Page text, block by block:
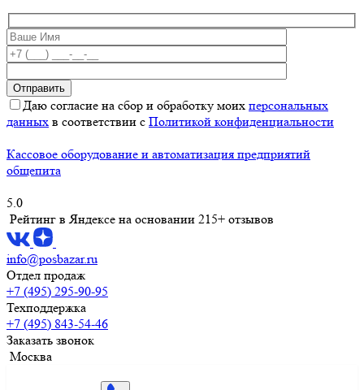
Даю согласие на сбор и обработку моих персональных
данных в соответствии с Политикой конфиденциальности
Кассовое оборудование и автоматизация предприятий
общепита
5.0
Рейтинг в Яндексе на основании 215+ отзывов
info@posbazar.ru
Отдел продаж
+7 (495) 295-90-95
Техподдержка
+7 (495) 843-54-46
Заказать звонок
Москва